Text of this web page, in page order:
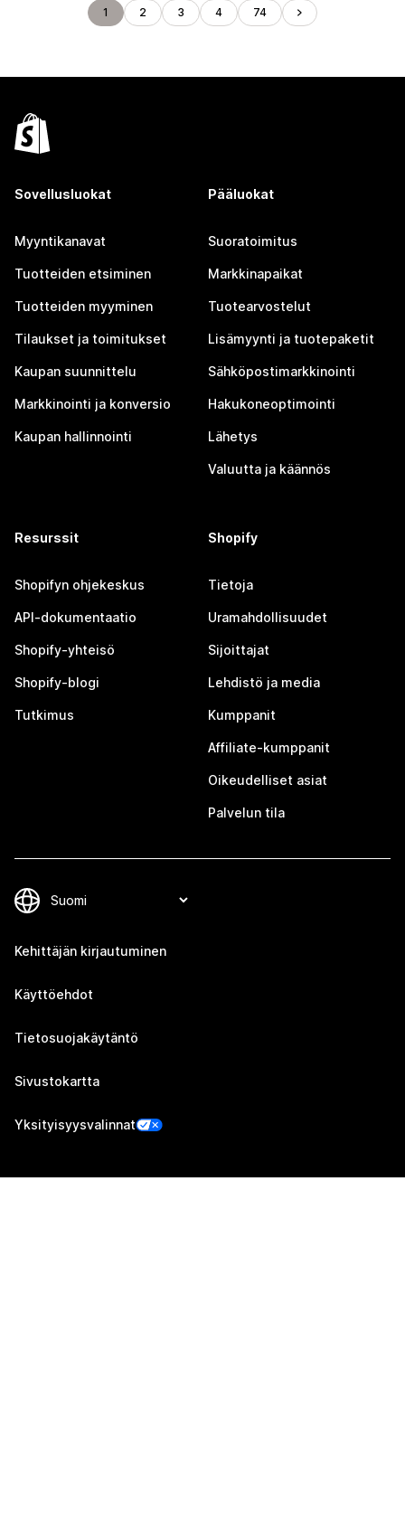
1 2 3 4 74
Sovellusluokat
Myyntikanavat
Tuotteiden etsiminen
Tuotteiden myyminen
Tilaukset ja toimitukset
Kaupan suunnittelu
Markkinointi ja konversio
Kaupan hallinnointi
Pääluokat
Suoratoimitus
Markkinapaikat
Tuotearvostelut
Lisämyynti ja tuotepaketit
Sähköpostimarkkinointi
Hakukoneoptimointi
Lähetys
Valuutta ja käännös
Resurssit
Shopifyn ohjekeskus
API-dokumentaatio
Shopify-yhteisö
Shopify-blogi
Tutkimus
Shopify
Tietoja
Uramahdollisuudet
Sijoittajat
Lehdistö ja media
Kumppanit
Affiliate-kumppanit
Oikeudelliset asiat
Palvelun tila
Kehittäjän kirjautuminen
Käyttöehdot
Tietosuojakäytäntö
Sivustokartta
Yksityisyysvalinnat